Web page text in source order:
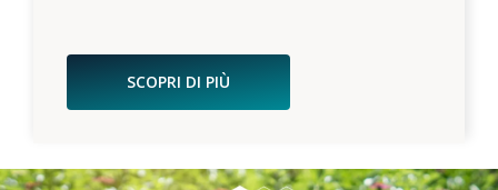
SCOPRI DI PIÙ